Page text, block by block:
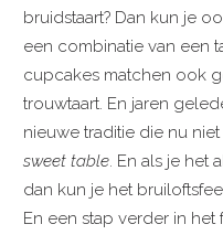
bruidstaart? Dan kun je
een combinatie van een
cupcakes matchen ook
trouwtaart. En jaren
nieuwe traditie die nu
sweet table. En als je het
dan kun je het
En een stap verder in het